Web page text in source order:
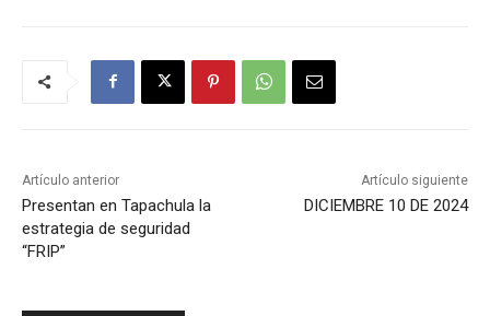
Artículo anterior
Presentan en Tapachula la
estrategia de seguridad
“FRIP”
Artículo siguiente
DICIEMBRE 10 DE 2024